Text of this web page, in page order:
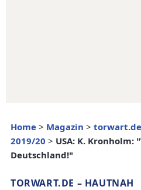
Home > Magazin >
2019/20 > USA: K. Kronholm:
Deutschland!"
TORWART.DE – HAUTNAH